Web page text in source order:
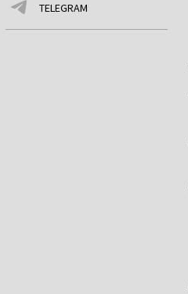
TELEGRAM